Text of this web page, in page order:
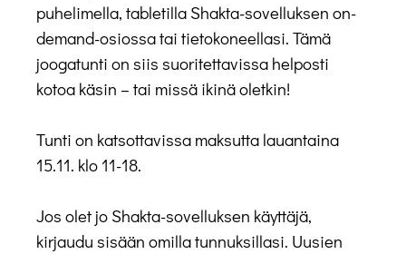
puhelimella, tabletilla Shakta-sovelluksen on-
demand-osiossa tai tietokoneellasi. Tämä
joogatunti on siis suoritettavissa helposti
kotoa käsin – tai missä ikinä oletkin!
Tunti on katsottavissa maksutta lauantaina
15.11. klo 11-18.
Jos olet jo Shakta-sovelluksen käyttäjä,
kirjaudu sisään omilla tunnuksillasi. Uusien